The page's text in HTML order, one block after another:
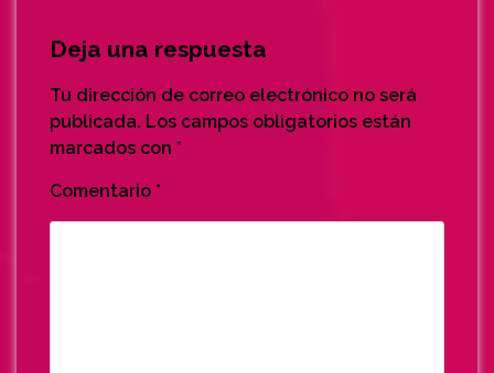
Deja una respuesta
Tu dirección de correo electrónico no será
publicada. Los campos obligatorios están
marcados con *
Comentario *